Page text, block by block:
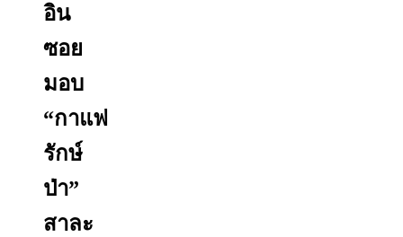
อิน
ซอย
มอบ
“กาแฟ
รักษ์
ป่า”
สาละ